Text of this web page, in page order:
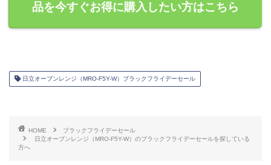
品を今すぐお得に購入したい方はこちら
日立オーブンレンジ（MRO-F5Y-W）ブラックフライデーセール
HOME
ブラックフライデーセール
日立オーブンレンジ（MRO-F5Y-W）のブラックフライデーセールを探している
方へ